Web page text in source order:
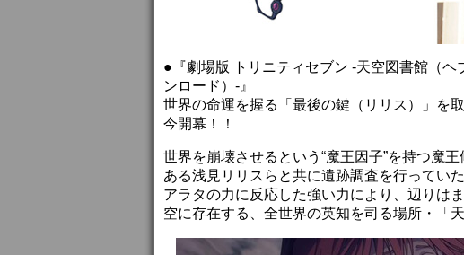
●『劇場版 トリニティセブン -天空図書館（
ンロード）-』
世界の命運を握る「最後の鍵（リリス）」を
今開幕！！
世界を崩壊させるという“魔王因子”を持つ魔
ある浅見リリスらと共に遺跡調査を行っていた
アラタの力に反応した強い力により、辺りは
空に存在する、全世界の英知を司る場所・「